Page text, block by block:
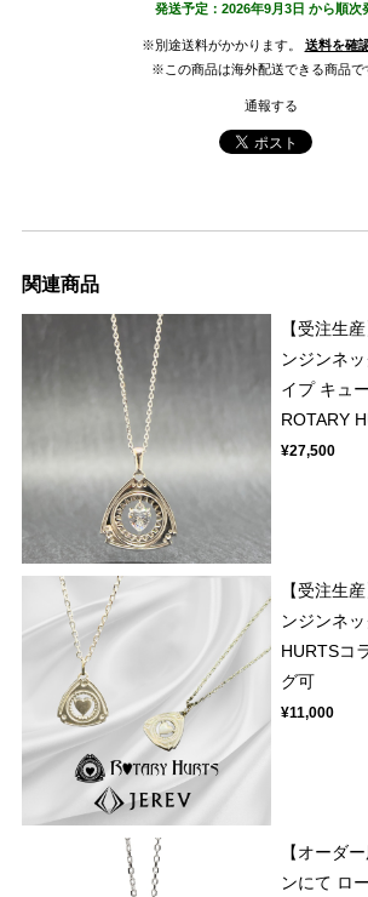
発送予定：2026年9月3日 から順次
※別途送料がかかります。
送料を確
※この商品は海外配送できる商品で
通報する
関連商品
【受注生
ンジンネ
イプ キュ
ROTARY
¥27,500
【受注生
ンジンネ
HURTSコ
グ可
¥11,000
【オーダ
ンにて ロ